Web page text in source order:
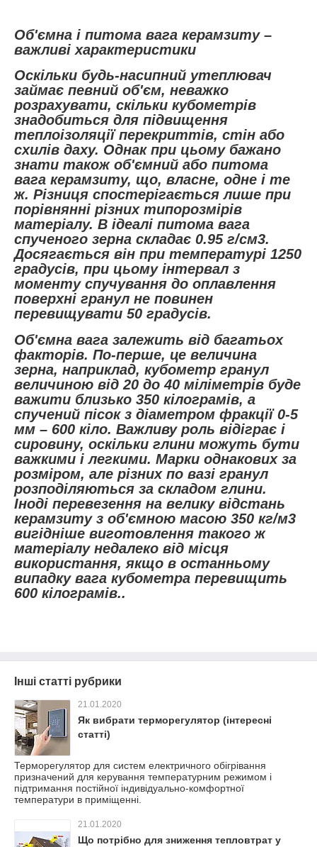
Об'ємна і питома вага керамзиту –
важливі характеристики
Оскільки будь-насипний утеплювач
займає певний об'єм, неважко
розрахувати, скільки кубометрів
знадобиться для підвищення
теплоізоляції перекриттів, стін або
схилів даху. Однак при цьому бажано
знати також об'ємний або питома
вага керамзиту, що, власне, одне і те
ж. Різниця спостерігається лише при
порівнянні різних типорозмірів
матеріалу. В ідеалі питома вага
спученого зерна складає 0.95 г/см3.
Досягається він при температурі 1250
градусів, при цьому інтервал з
моменту спучування до оплавлення
поверхні гранул не повинен
перевищувати 50 градусів.
Об'ємна вага залежить від багатьох
факторів. По-перше, це величина
зерна, наприклад, кубометр гранул
величиною від 20 до 40 міліметрів буде
важити близько 350 кілограмів, а
спучений пісок з діаметром фракції 0-5
мм – 600 кіло. Важливу роль відіграє і
сировину, оскільки глини можуть бути
важкими і легкими. Марки однакових за
розміром, але різних по вазі гранул
розподіляються за складом глини.
Іноді перевезення на велику відстань
керамзиту з об'ємною масою 350 кг/м3
вигідніше виготовлення такого ж
матеріалу недалеко від місця
використання, якщо в останньому
випадку вага кубометра перевищить
600 кілограмів..
Інші статті рубрики
21.01.2020
Як вибрати терморегулятор (інтересні
статті)
Терморегулятор для систем електричного обігрівання
призначений для керування температурним режимом і
підтримання постійної індивідуально-комфортної
температури в приміщенні.
21.01.2020
Що потрібно для зниження тепловтрат у